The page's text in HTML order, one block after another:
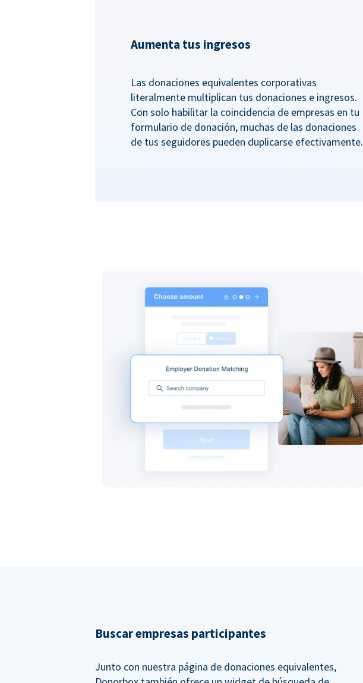
Aumenta tus ingresos
Las donaciones equivalentes corporativas
literalmente multiplican tus donaciones e ingresos.
Con solo habilitar la coincidencia de empresas en tu
formulario de donación, muchas de las donaciones
de tus seguidores pueden duplicarse efectivamente.
Buscar empresas participantes
Junto con nuestra página de donaciones equivalentes,